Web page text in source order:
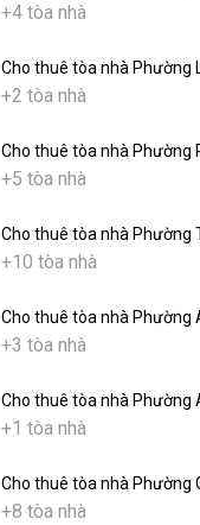
+4 tòa nhà
Cho thuê tòa nhà Phường
+2 tòa nhà
Cho thuê tòa nhà Phường
+5 tòa nhà
Cho thuê tòa nhà Phường
+10 tòa nhà
Cho thuê tòa nhà Phường
+3 tòa nhà
Cho thuê tòa nhà Phường
+1 tòa nhà
Cho thuê tòa nhà Phường
+8 tòa nhà